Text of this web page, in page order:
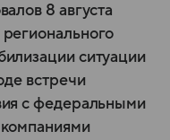
8 августа
ситуации
встречи
с федеральными